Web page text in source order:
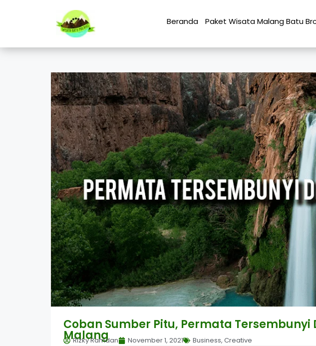
Beranda Paket Wisata Malang Batu
Coban Sumber Pitu, Permata Tersembunyi
Malang
Rizky Ramdan November 1, 2021 Business, Creative